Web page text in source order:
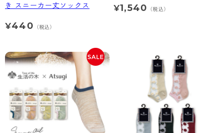
き スニーカー丈ソックス
¥440 （税込）
¥1,540 （税込）